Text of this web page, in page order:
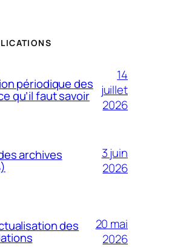
périodique des
qu’il faut savoir
14
juillet
2026
archives
3 juin
2026
des
20 mai
2026